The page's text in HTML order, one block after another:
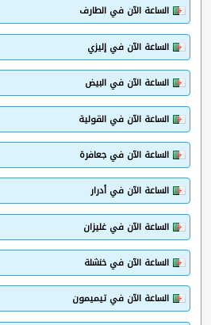
الساعة الآن في الطارف
الساعة الآن في إليزي
الساعة الآن في البيض
الساعة الآن في القولية
الساعة الآن في جعافرة
الساعة الآن في أدرار
الساعة الآن في غليزان
الساعة الآن في خنشلة
الساعة الآن في تيميمون